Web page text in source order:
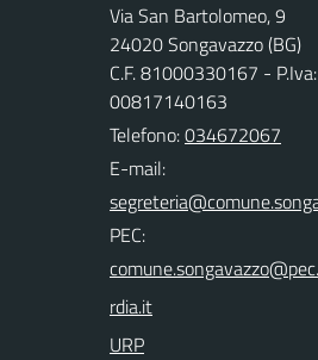
Via San Bartolomeo, 9
24020 Songavazzo (BG)
C.F. 81000330167 - P.Iva:
00817140163
Telefono:034672067
E-mail:
PEC:
URP